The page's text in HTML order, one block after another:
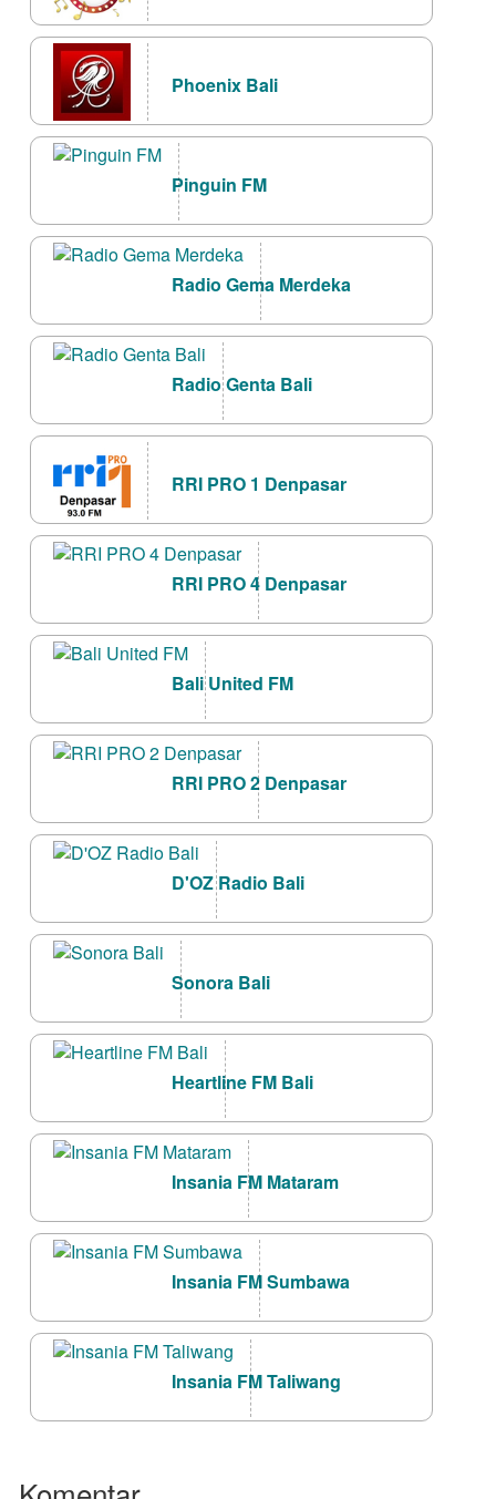
Phoenix Bali
Pinguin FM
Radio Gema Merdeka
Radio Genta Bali
RRI PRO 1 Denpasar
RRI PRO 4 Denpasar
Bali United FM
RRI PRO 2 Denpasar
D'OZ Radio Bali
Sonora Bali
Heartline FM Bali
Insania FM Mataram
Insania FM Sumbawa
Insania FM Taliwang